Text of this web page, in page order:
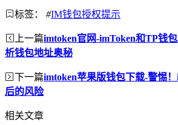
标签： #IM钱包授权提示
上一篇imtoken官网-imToken和TP钱
析钱包地址奥秘
下一篇imtoken苹果版钱包下载-警惕
后的风险
相关文章